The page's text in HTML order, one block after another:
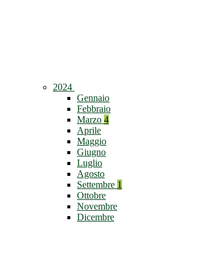
2024
Gennaio
Febbraio
Marzo 4
Aprile
Maggio
Giugno
Luglio
Agosto
Settembre 1
Ottobre
Novembre
Dicembre